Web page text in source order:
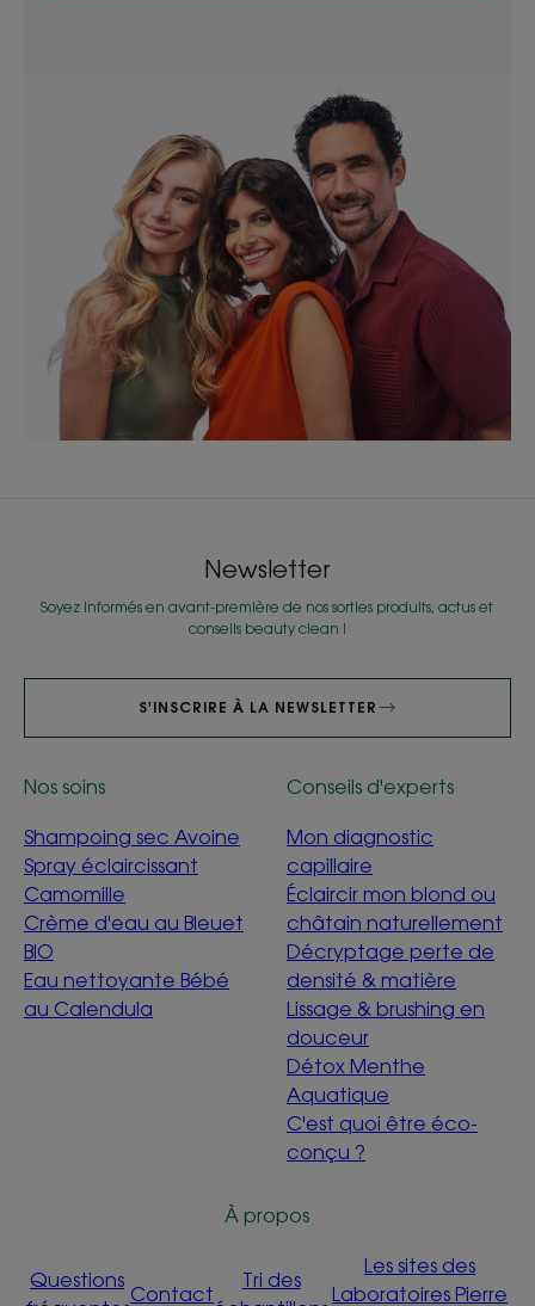
Newsletter
Soyez informés en avant-première de nos sorties produits, actus et
conseils beauty clean !
S'INSCRIRE À LA NEWSLETTER
Nos soins
Shampoing sec Avoine
Spray éclaircissant
Camomille
Crème d'eau au Bleuet
BIO
Eau nettoyante Bébé
au Calendula
Conseils d'experts
Mon diagnostic
capillaire
Éclaircir mon blond ou
châtain naturellement
Décryptage perte de
densité & matière
Lissage & brushing en
douceur
Détox Menthe
Aquatique
C'est quoi être éco-
conçu ?
À propos
Questions
Contact
Tri des
Les sites des
Laboratoires Pierre